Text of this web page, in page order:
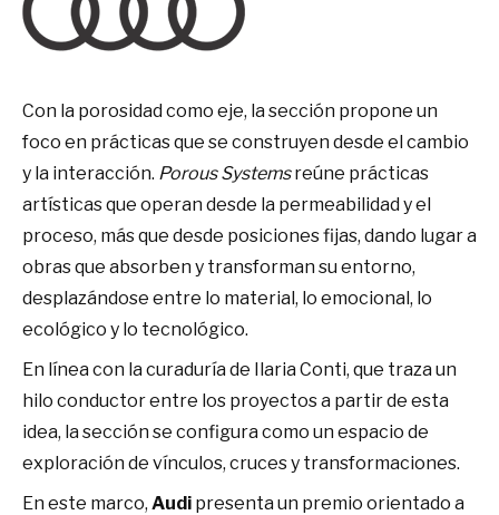
Con la porosidad como eje, la sección propone un
foco en prácticas que se construyen desde el cambio
y la interacción. Porous Systemsreúne prácticas
artísticas que operan desde la permeabilidad y el
proceso, más que desde posiciones fijas, dando lugar a
obras que absorben y transforman su entorno,
desplazándose entre lo material, lo emocional, lo
ecológico y lo tecnológico.
En línea con la curaduría de Ilaria Conti, que traza un
hilo conductor entre los proyectos a partir de esta
idea, la sección se configura como un espacio de
exploración de vínculos, cruces y transformaciones.
En este marco, Audi presenta un premio orientado a